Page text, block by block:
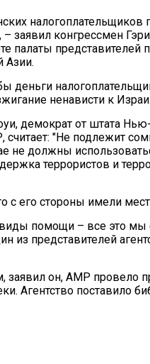
заявил конгрессмен
палаты
Азии.
деньги
ненависти к
демократ от штата
"Не подлежит
не должны
террористов и
с его стороны имели
помощи – все это мы
из представителей
заявил он, АМР провело
Агентство поставило